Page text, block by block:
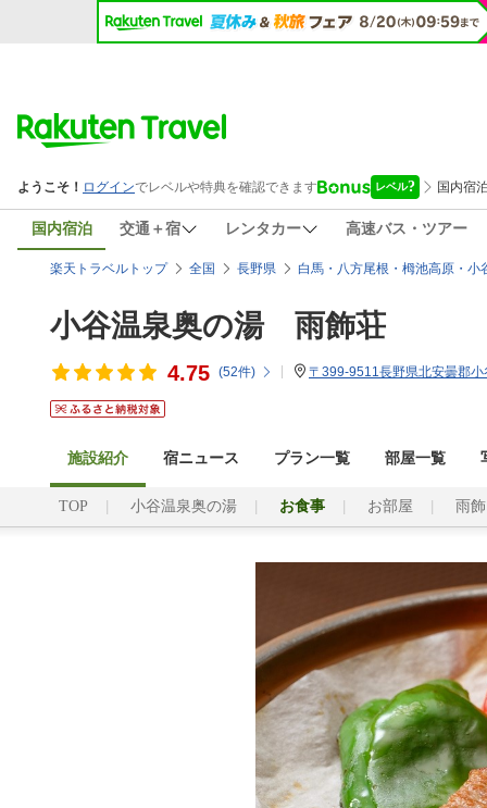
国内宿泊 交通＋宿 レンタカー 高速バス・ツアー
楽天トラベルトップ 全国 長野県 白馬・八方尾根・栂池高原・小
小谷温泉奥の湯 雨飾荘
4.75 (52件) 〒399-9511長野県北安曇郡
施設紹介 宿ニュース プラン一覧 部屋一覧
TOP 小谷温泉奥の湯 お食事 お部屋 雨